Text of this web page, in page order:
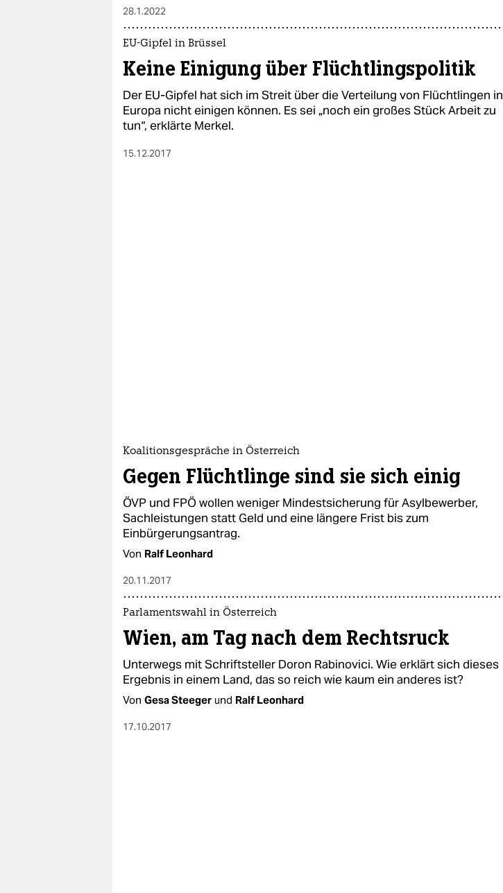
28.1.2022
EU-Gipfel in Brüssel
Keine Einigung über Flüchtlingspolitik
Der EU-Gipfel hat sich im Streit über die Verteilung von Flüchtlingen in
Europa nicht einigen können. Es sei „noch ein großes Stück Arbeit zu
tun“, erklärte Merkel.
15.12.2017
Koalitionsgespräche in Österreich
Gegen Flüchtlinge sind sie sich einig
ÖVP und FPÖ wollen weniger Mindestsicherung für Asylbewerber,
Sachleistungen statt Geld und eine längere Frist bis zum
Einbürgerungsantrag.
Von Ralf Leonhard
20.11.2017
Parlamentswahl in Österreich
Wien, am Tag nach dem Rechtsruck
Unterwegs mit Schriftsteller Doron Rabinovici. Wie erklärt sich dieses
Ergebnis in einem Land, das so reich wie kaum ein anderes ist?
Von Gesa Steeger und Ralf Leonhard
17.10.2017